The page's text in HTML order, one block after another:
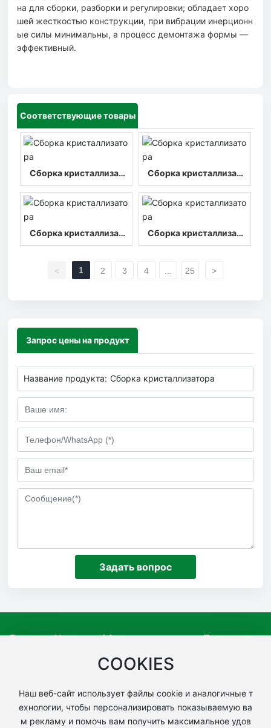
на для сборки, разборки и регулировки; обладает хоро
шей жесткостью конструкции, при вибрации инерционн
ые силы минимальны, а процесс демонтажа формы —
эффективный.
Соответствующие товары
Сборка кристаллизат
ора
Сборка кристаллизат
ора
Сборка кристаллизат
ора
Сборка кристаллизат
ора
< 1 2 3 4 25 >
Запрос цены на продукт
Название продукта: Сборка кристаллизатора
Задать вопрос
Янчжоу Чжунъе Машиностроение Лтд.
Адрес: №18, улица Шуанхуэй, Промышленная зона Чэнбэ
Контактное лицо: менеджер Бо86-13905251984
86-514-86828248
COOKIES
Наш веб-сайт использует файлы cookie и аналогичные т
ехнологии, чтобы персонализировать показываемую ва
м рекламу и помочь вам получить максимальное удов